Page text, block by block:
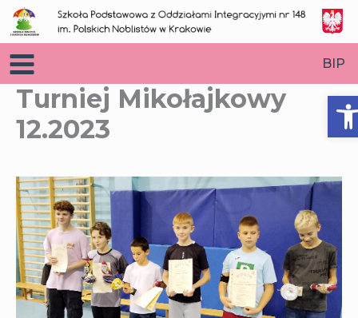
Przejdź
do
treści
BIP
Turniej Mikołajkowy
12.2023